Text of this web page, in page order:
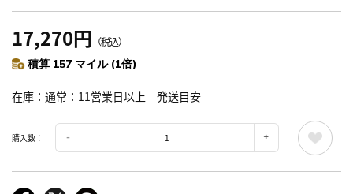
17,270円 （税込）
積算 157 マイル (1倍)
在庫 通常：11営業日以上 発送目安
購入数：